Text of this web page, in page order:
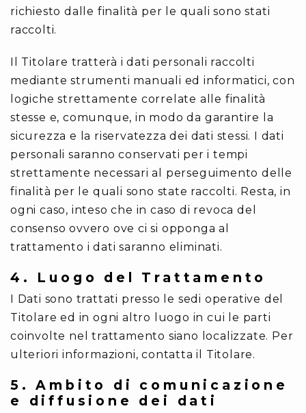
richiesto dalle finalità per le quali sono stati
raccolti.
Il Titolare tratterà i dati personali raccolti
mediante strumenti manuali ed informatici, con
logiche strettamente correlate alle finalità
stesse e, comunque, in modo da garantire la
sicurezza e la riservatezza dei dati stessi. I dati
personali saranno conservati per i tempi
strettamente necessari al perseguimento delle
finalità per le quali sono state raccolti. Resta, in
ogni caso, inteso che in caso di revoca del
consenso ovvero ove ci si opponga al
trattamento i dati saranno eliminati.
4. Luogo del Trattamento
I Dati sono trattati presso le sedi operative del
Titolare ed in ogni altro luogo in cui le parti
coinvolte nel trattamento siano localizzate. Per
ulteriori informazioni, contatta il Titolare.
5. Ambito di comunicazione
e diffusione dei dati